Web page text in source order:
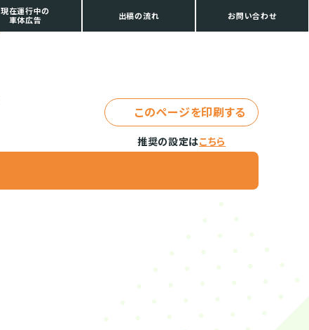
このページを印刷する
推奨の設定はこちら
現在運行中の
車体広告
出稿の流れ お問い合わせ